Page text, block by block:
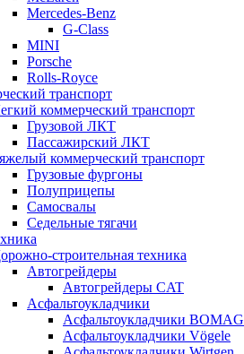
Mercedes-Benz
G-Class
MINI
Porsche
Rolls-Royce
транспорт
коммерческий транспорт
Грузовой ЛКТ
Пассажирский ЛКТ
коммерческий транспорт
Грузовые фургоны
Полуприцепы
Самосвалы
Седельные тягачи
строительная техника
Автогрейдеры
Автогрейдеры CAT
Асфальтоукладчики
Асфальтоукладчики BOMAG
Асфальтоукладчики Vögele